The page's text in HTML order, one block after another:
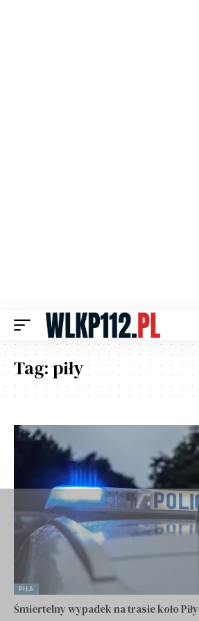
Tag:piły
PIŁA
Śmiertelny wypadek na trasie koło Piły